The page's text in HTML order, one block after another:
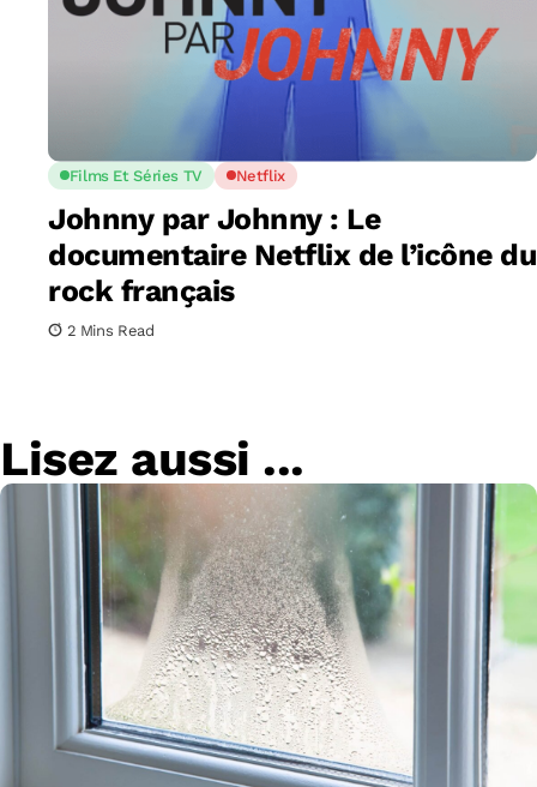
Films Et Séries TV Netflix
Johnny par Johnny : Le
documentaire Netflix de l’icône du
rock français
2 Mins Read
Lisez aussi ...